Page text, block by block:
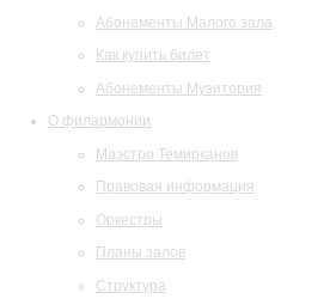
Абонементы Малого зала
Как купить билет
Абонементы Музитория
О филармонии
Маэстро Темирканов
Правовая информация
Оркестры
Планы залов
Структура